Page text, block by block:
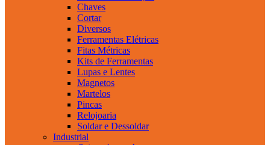
Chaves
Cortar
Diversos
Ferramentas Elétricas
Fitas Métricas
Kits de Ferramentas
Lupas e Lentes
Magnetos
Martelos
Pincas
Relojoaria
Soldar e Dessoldar
Industrial